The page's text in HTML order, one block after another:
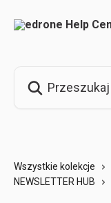
Wszystkie kolekcje
NEWSLETTER HUB